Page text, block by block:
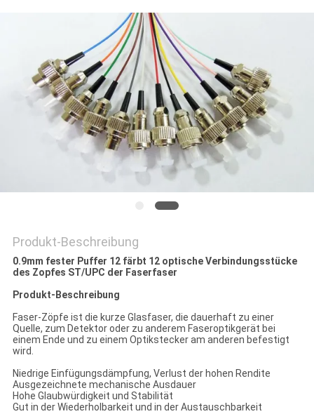
SITEMAP
PRIVACY
POLICY
Produkt-Beschreibung
0.9mm fester Puffer 12 färbt 12 optische Verbindungsstücke
des Zopfes ST/UPC der Faserfaser
Produkt-Beschreibung
Faser-Zöpfe ist die kurze Glasfaser, die dauerhaft zu einer
Quelle, zum Detektor oder zu anderem Faseroptikgerät bei
einem Ende und zu einem Optikstecker am anderen befestigt
wird.
Niedrige Einfügungsdämpfung, Verlust der hohen Rendite
Ausgezeichnete mechanische Ausdauer
Hohe Glaubwürdigkeit und Stabilität
Gut in der Wiederholbarkeit und in der Austauschbarkeit